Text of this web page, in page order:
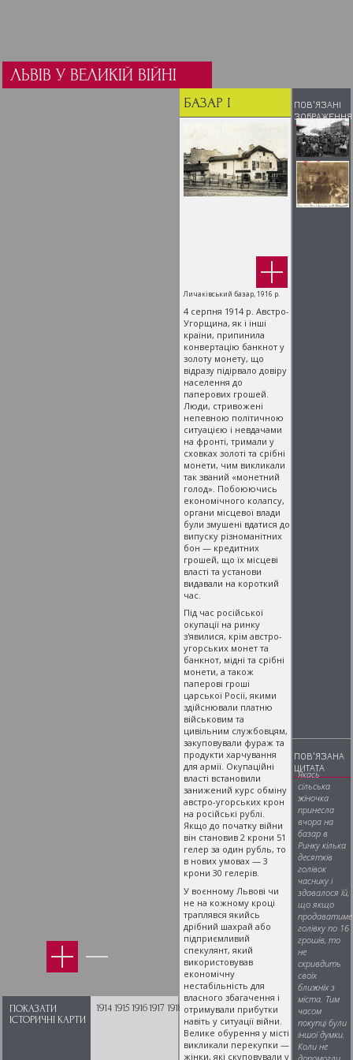
ЛЬВІВ У ВЕЛИКІЙ ВІЙНІ
1918
1917
1916
1915
1914
ПОКАЗАТИ
ІСТОРИЧНІ КАРТИ
БАЗАР І
СПЕКУЛЯЦІЇ
Личаківський базар, 1916 р.
4 серпня 1914 р. Австро-
Угорщина, як і інші
країни, припинила
конвертацію банкнот у
золоту монету, що
відразу підірвало довіру
населення до
паперових грошей.
Люди, стривожені
непевною політичною
ситуацією і невдачами
на фронті, тримали у
сховках золоті та срібні
монети, чим викликали
так званий «монетний
голод». Побоюючись
економічного колапсу,
органи місцевої влади
були змушені вдатися до
випуску різноманітних
бон — кредитних
грошей, що їх місцеві
власті та установи
видавали на короткий
час.
Під час російської
окупації на ринку
з'явилися, крім австро-
угорських монет та
банкнот, мідні та срібні
монети, а також
паперові гроші
царської Росії, якими
здійснювали платню
військовим та
цивільним службовцям,
закуповували фураж та
продукти харчування
для армії. Окупаційні
власті встановили
занижений курс обміну
австро-угорських крон
на російські рублі.
Якщо до початку війни
він становив 2 крони 51
гелер за один рубль, то
в нових умовах — 3
крони 30 гелерів.
У воєнному Львові чи
не на кожному кроці
траплявся якийсь
дрібний шахрай або
підприємливий
спекулянт, який
використовував
економічну
нестабільність для
власного збагачення і
отримували прибутки
навіть у ситуації війни.
Велике обурення у місті
викликали перекупки —
жінки, які скуповували у
ПОВ'ЯЗАНІ
ЗОБРАЖЕННЯ
ПОВ'ЯЗАНА
ЦИТАТА
Якась
сільська
жіночка
принесла
вчора на
базар в
Ринку кілька
десятків
голівок
часнику і
здавалося їй,
що якщо
продаватиме
голівку по 16
грошів, то
не
скривдить
своїх
ближніх з
міста. Тим
часом
покупці були
іншої думки.
Коли не